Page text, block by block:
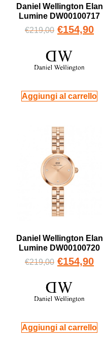
Daniel Wellington Elan
Lumine DW00100717
€219,00 €154,90
Aggiungi al carrello
Daniel Wellington Elan
Lumine DW00100720
€219,00 €154,90
Aggiungi al carrello